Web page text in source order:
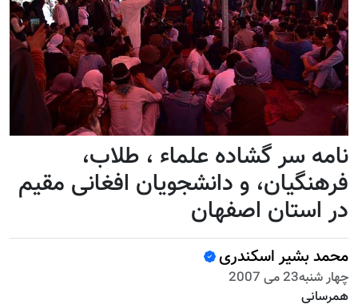
نامه سر گشاده علماء ، طلاب،
فرهنگیان، و دانشجویان افغانی مقیم
در استان اصفهان
محمد بشیر اسکندری
چهار شنبه23 می 2007
همرسانی